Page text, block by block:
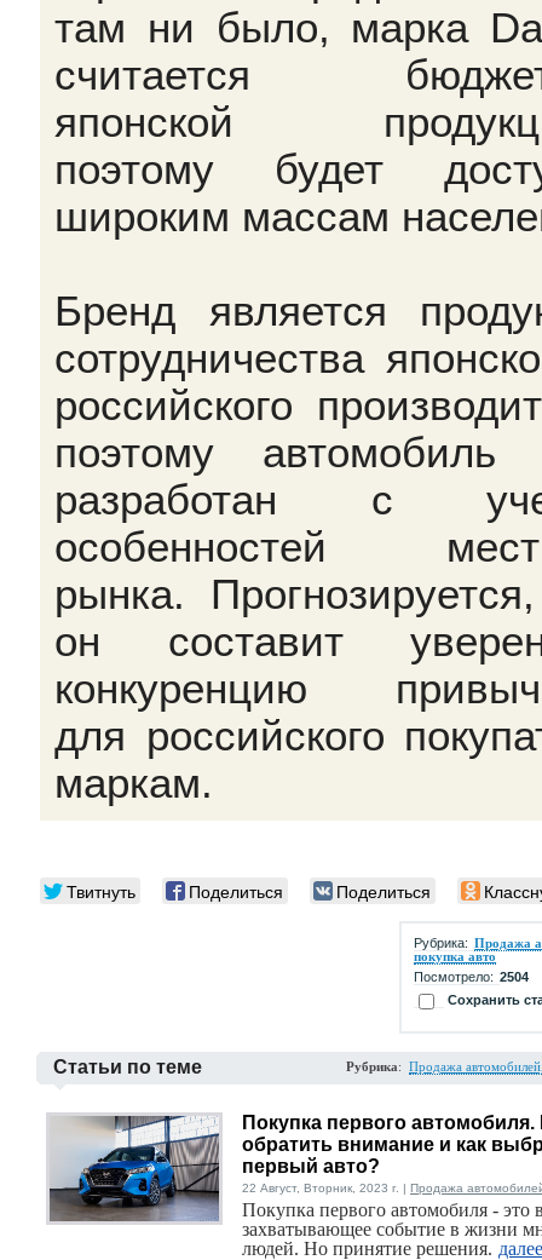
там ни было, марка
считается
японской
поэтому будет
широким массам
Бренд является
сотрудничества
российского
поэтому автомобиль
разработан с
особенностей
рынка.
он составит
конкуренцию
для российского
маркам.
Твитнуть Поделиться Поделиться
Рубрика: Продажа
покупка авто
Посмотрело: 2504
Сохранить
Статьи по теме Рубрика: Продажа
Покупка первого автомобиля.
обратить внимание и как
первый авто?
22 Август, Вторник, 2023 г. | Продажа
Покупка первого автомобиля - это
захватывающее событие в жизни
людей. Но принятие решения.